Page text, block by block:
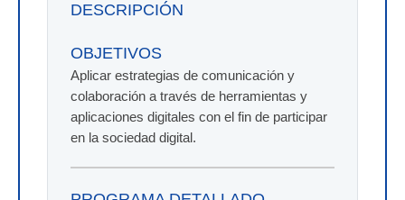
DESCRIPCIÓN
OBJETIVOS
Aplicar estrategias de comunicación y
colaboración a través de herramientas y
aplicaciones digitales con el fin de participar
en la sociedad digital.